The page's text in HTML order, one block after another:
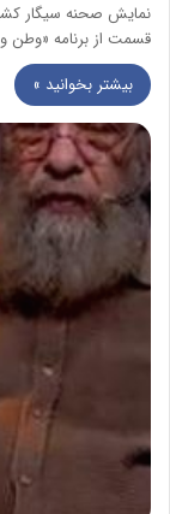
نمایش صحنه سیگار
قسمت از برنامه «وطن
بیشتر بخوانید »